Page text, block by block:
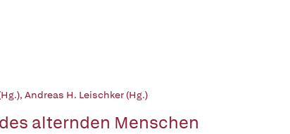
, Andreas H. Leischker (Hg.)
alternden Menschen